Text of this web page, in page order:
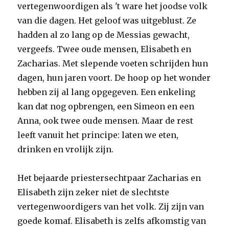
vertegenwoordigen als 't ware het joodse volk
van die dagen. Het geloof was uitgeblust. Ze
hadden al zo lang op de Messias gewacht,
vergeefs. Twee oude mensen, Elisabeth en
Zacharias. Met slepende voeten schrijden hun
dagen, hun jaren voort. De hoop op het wonder
hebben zij al lang opgegeven. Een enkeling
kan dat nog opbrengen, een Simeon en een
Anna, ook twee oude mensen. Maar de rest
leeft vanuit het principe: laten we eten,
drinken en vrolijk zijn.
Het bejaarde priestersechtpaar Zacharias en
Elisabeth zijn zeker niet de slechtste
vertegenwoordigers van het volk. Zij zijn van
goede komaf. Elisabeth is zelfs afkomstig van